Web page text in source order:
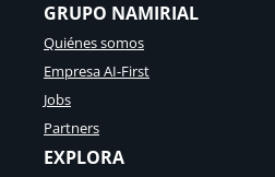
GRUPO NAMIRIAL
Quiénes somos
Empresa AI-First
Jobs
Partners
EXPLORA